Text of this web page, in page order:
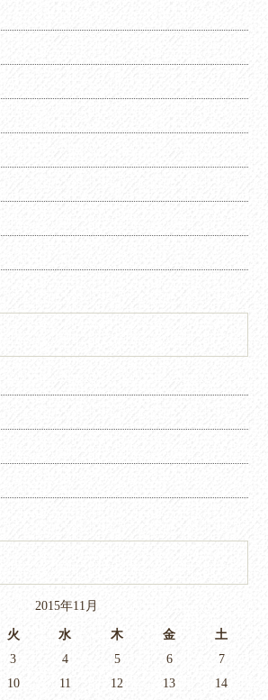
2015年11月
火 水 木 金
土
3 4 5 6
7
10 11 12 13 14